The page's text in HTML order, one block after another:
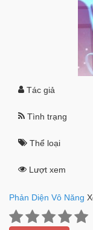
Tác giả
Tình trạng
Thể loại
Lượt xem
Phản Diện Vô Năng